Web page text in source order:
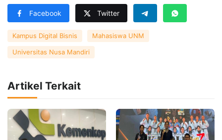
Facebook Twitter
Kampus Digital Bisnis Mahasiswa UNM
Universitas Nusa Mandiri
Artikel Terkait